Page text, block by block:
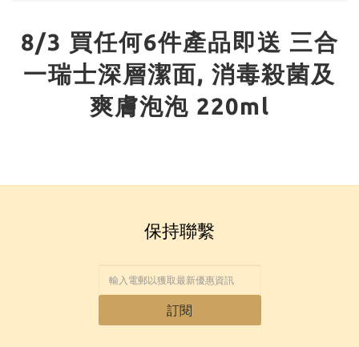
8/3 買任何6件產品即送 三合
一瑞士深層潔面, 消毒殺菌及
爽膚泡泡 220ml
保持聯繫
訂閱